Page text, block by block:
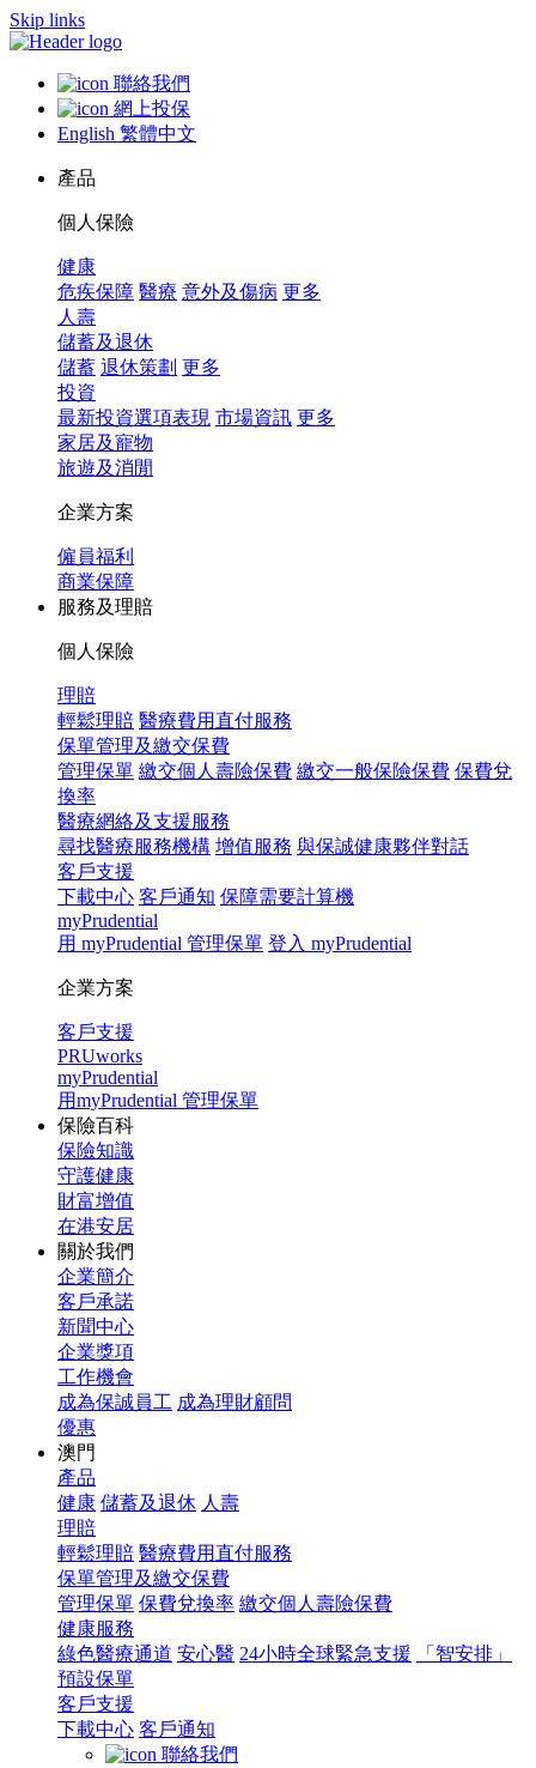
Skip links
聯絡我們
網上投保
English 繁體中文
產品
個人保險
健康
危疾保障 醫療 意外及傷病 更多
人壽
儲蓄及退休
儲蓄 退休策劃 更多
投資
最新投資選項表現 市場資訊 更多
家居及寵物
旅遊及消閒
企業方案
僱員福利
商業保障
服務及理賠
個人保險
理賠
輕鬆理賠 醫療費用直付服務
保單管理及繳交保費
管理保單 繳交個人壽險保費 繳交一般保險保費 保費兌
換率
醫療網絡及支援服務
尋找醫療服務機構 增值服務 與保誠健康夥伴對話
客戶支援
下載中心 客戶通知 保障需要計算機
myPrudential
用 myPrudential 管理保單 登入 myPrudential
企業方案
客戶支援
PRUworks
myPrudential
用myPrudential 管理保單
保險百科
保險知識
守護健康
財富增值
在港安居
關於我們
企業簡介
客戶承諾
新聞中心
企業獎項
工作機會
成為保誠員工 成為理財顧問
優惠
澳門
產品
健康 儲蓄及退休 人壽
理賠
輕鬆理賠 醫療費用直付服務
保單管理及繳交保費
管理保單 保費兌換率 繳交個人壽險保費
健康服務
綠色醫療通道 安心醫 24小時全球緊急支援
「智安排」
預設保單
客戶支援
下載中心 客戶通知
聯絡我們